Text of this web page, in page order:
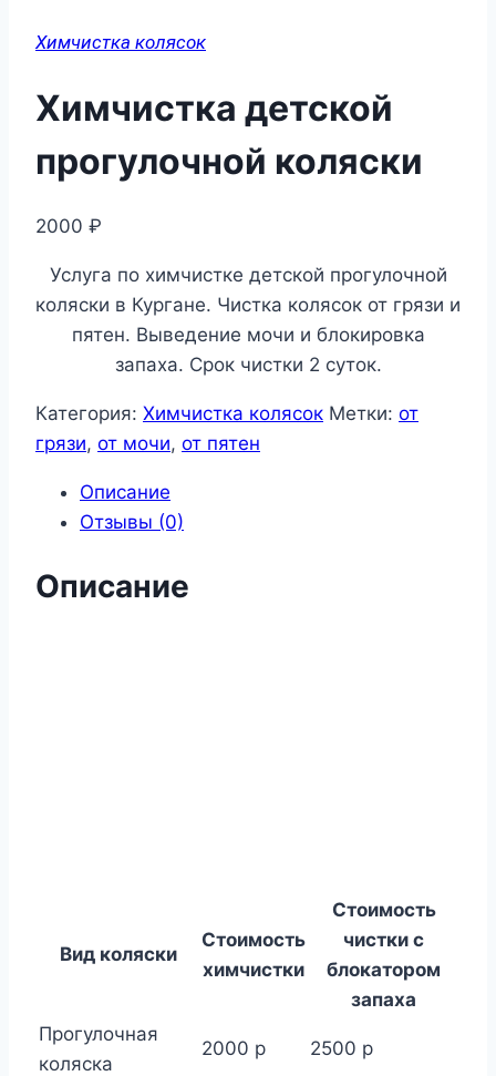
Химчистка колясок
Химчистка детской
прогулочной коляски
2000 ₽
Услуга по химчистке детской прогулочной
коляски в Кургане. Чистка колясок от грязи и
пятен. Выведение мочи и блокировка
запаха. Срок чистки 2 суток.
Категория: Химчистка колясок Метки: от
грязи, от мочи, от пятен
Описание
Отзывы (0)
Описание
Вид коляски
Стоимость
химчистки
Стоимость
чистки с
блокатором
запаха
Прогулочная
коляска
2000 р 2500 р